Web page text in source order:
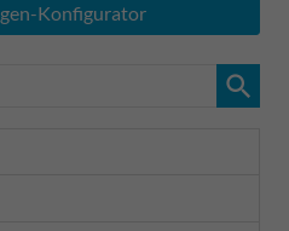
Konfigurator